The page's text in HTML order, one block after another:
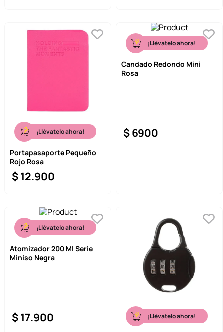
¡Llévatelo ahora!
Portapasaporte Pequeño
Rojo Rosa
$12.900
¡Llévatelo ahora!
Candado Redondo Mini
Rosa
$6900
¡Llévatelo ahora!
Atomizador 200 Ml Serie
Miniso Negra
$17.900 ¡Llévatelo ahora!